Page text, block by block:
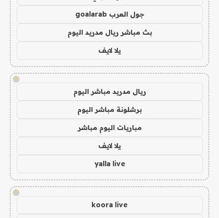
جول العرب goalarab
بث مباشر ريال مدريد اليوم
يلا لايف
!
ريال مدريد مباشر اليوم
برشلونة مباشر اليوم
مباريات اليوم مباشر
يلا لايف
yalla live
!
koora live